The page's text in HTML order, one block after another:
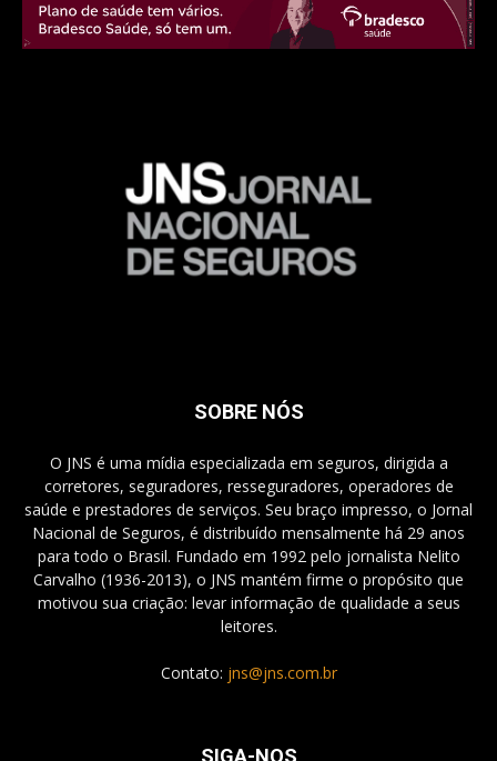
SOBRE NÓS
O JNS é uma mídia especializada em seguros, dirigida a
corretores, seguradores, resseguradores, operadores de
saúde e prestadores de serviços. Seu braço impresso, o Jornal
Nacional de Seguros, é distribuído mensalmente há 29 anos
para todo o Brasil. Fundado em 1992 pelo jornalista Nelito
Carvalho (1936-2013), o JNS mantém firme o propósito que
motivou sua criação: levar informação de qualidade a seus
leitores.
Contato: jns@jns.com.br
SIGA-NOS